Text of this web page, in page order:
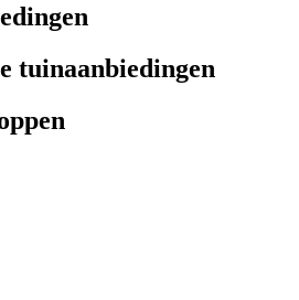
tuinaanbiedingen